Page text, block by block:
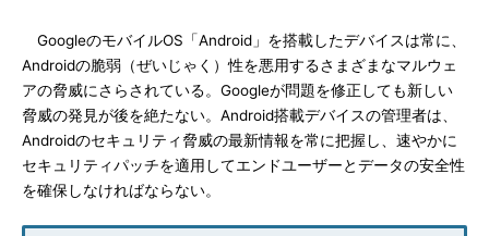
GoogleのモバイルOS「Android」を搭載したデバイスは常に、
Androidの脆弱（ぜいじゃく）性を悪用するさまざまなマルウェ
アの脅威にさらされている。Googleが問題を修正しても新しい
脅威の発見が後を絶たない。Android搭載デバイスの管理者は、
Androidのセキュリティ脅威の最新情報を常に把握し、速やかに
セキュリティパッチを適用してエンドユーザーとデータの安全性
を確保しなければならない。